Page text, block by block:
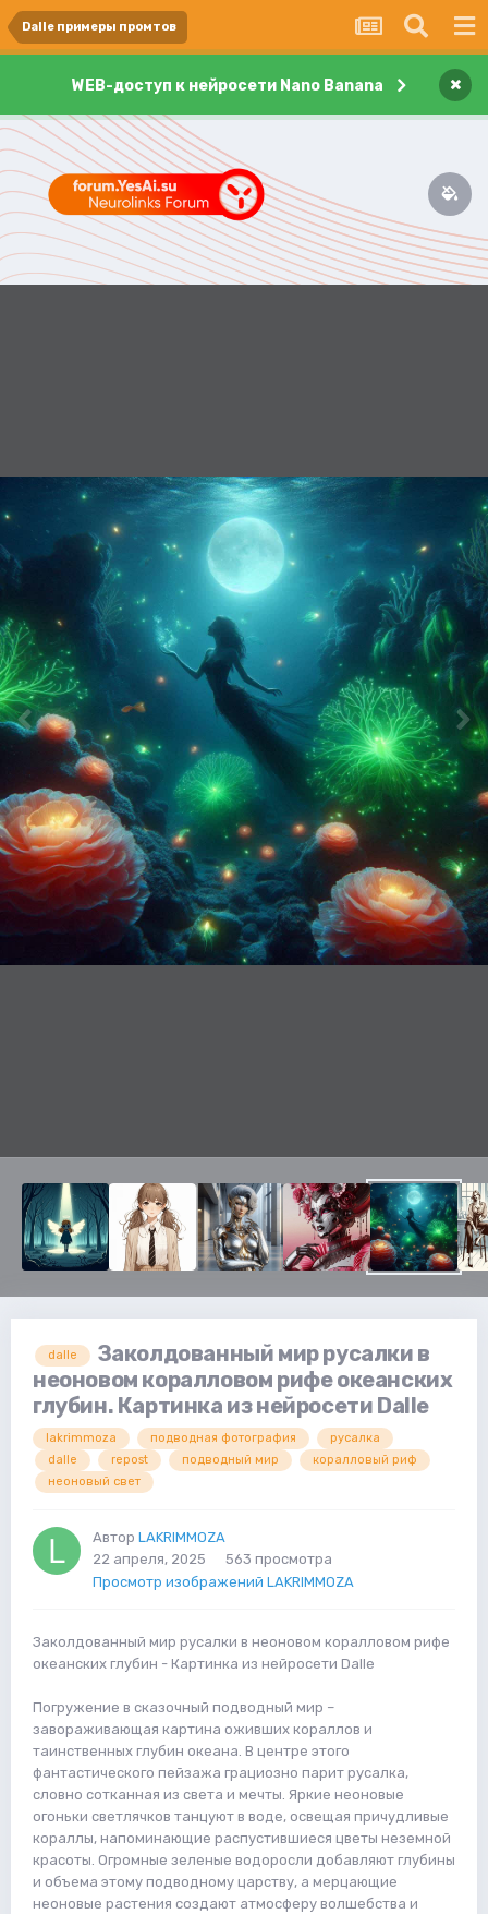
Dalle примеры промтов
WEB-доступ к нейросети Nano Banana ×
dalle
Заколдованный мир русалки в
неоновом коралловом рифе океанских
глубин. Картинка из нейросети Dalle
lakrimmoza подводная фотография
русалка
dalle
repost подводный мир
коралловый риф
неоновый свет
Автор LAKRIMMOZA
22 апреля, 2025
563 просмотра
Просмотр изображений LAKRIMMOZA
Заколдованный мир русалки в неоновом коралловом рифе
океанских глубин - Картинка из нейросети Dalle
Погружение в сказочный подводный мир –
завораживающая картина оживших кораллов и
таинственных глубин океана. В центре этого
фантастического пейзажа грациозно парит русалка,
словно сотканная из света и мечты. Яркие неоновые
огоньки светлячков танцуют в воде, освещая причудливые
кораллы, напоминающие распустившиеся цветы неземной
красоты. Огромные зеленые водоросли добавляют глубины
и объема этому подводному царству, а мерцающие
неоновые растения создают атмосферу волшебства и